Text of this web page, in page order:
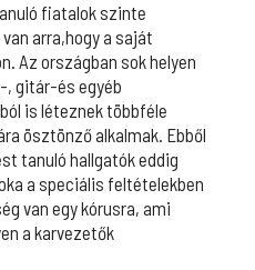
fiatalok szinte
arra,hogy a saját
Az országban sok helyen
, gitár-és egyéb
is léteznek többféle
ösztönző alkalmak. Ebből
tanuló hallgatók eddig
a speciális feltételekben
van egy kórusra, ami
a karvezetők